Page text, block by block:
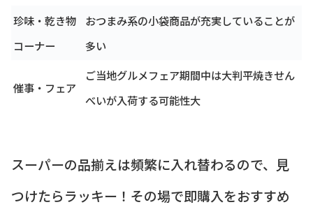
珍味・乾き物
コーナー
おつまみ系の小袋商品が充実していることが
多い
催事・フェア
ご当地グルメフェア期間中は大判平焼きせん
べいが入荷する可能性大
スーパーの品揃えは頻繁に入れ替わるので、見
つけたらラッキー！その場で即購入をおすすめ